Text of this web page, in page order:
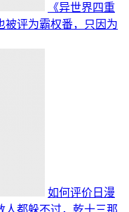
《异世界四重
被评为霸权番，只因为
如何评价日漫